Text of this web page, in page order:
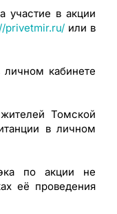
участие в акции
privetmir.ru/ или в
кабинете
Томской
в личном
по акции не
её проведения